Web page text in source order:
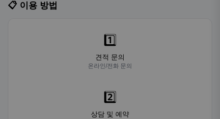
📋 이용 방법
1️⃣
견적 문의
온라인/전화 문의
2️⃣
상담 및 예약